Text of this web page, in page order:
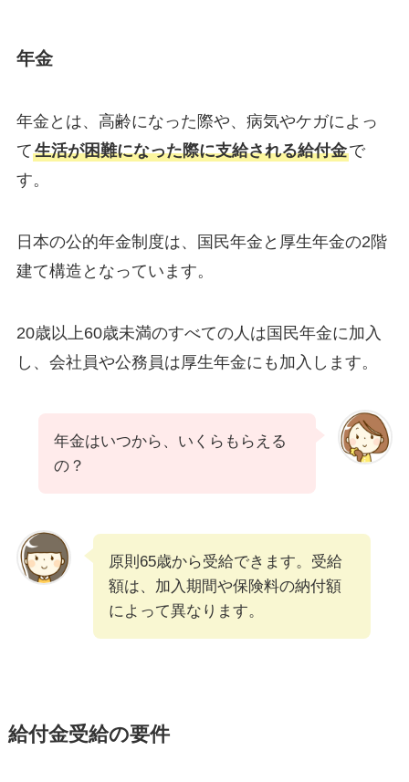
年金
年金とは、高齢になった際や、病気やケガによっ
て生活が困難になった際に支給される給付金で
す。
日本の公的年金制度は、国民年金と厚生年金の2階
建て構造となっています。
20歳以上60歳未満のすべての人は国民年金に加入
し、会社員や公務員は厚生年金にも加入します。
年金はいつから、いくらもらえる
の？
原則65歳から受給できます。受給
額は、加入期間や保険料の納付額
によって異なります。
給付金受給の要件